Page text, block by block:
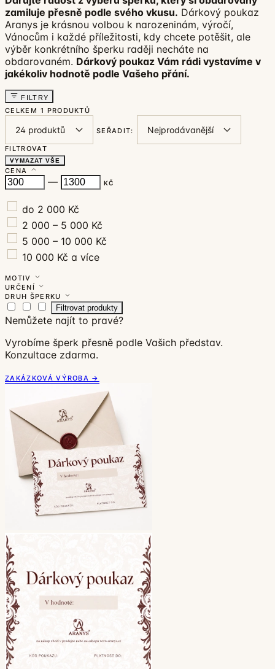
zamiluje přesně podle svého vkusu. Dárkový poukaz
Aranys je krásnou volbou k narozeninám, výročí,
Vánocům i každé příležitosti, kdy chcete potěšit, ale
výběr konkrétního šperku raději necháte na
obdarovaném. Dárkový poukaz Vám rádi vystavíme v
jakékoliv hodnotě podle Vašeho přání.
FILTRY
CELKEM 1 PRODUKTŮ
SEŘADIT:
FILTROVAT
VYMAZAT VŠE
CENA
— KČ
do 2 000 Kč
2 000 – 5 000 Kč
5 000 – 10 000 Kč
10 000 Kč a více
MOTIV
URČENÍ
DRUH ŠPERKU
Filtrovat produkty
Nemůžete najít to pravé?
Vyrobíme šperk přesně podle Vašich představ.
Konzultace zdarma.
ZAKÁZKOVÁ VÝROBA →